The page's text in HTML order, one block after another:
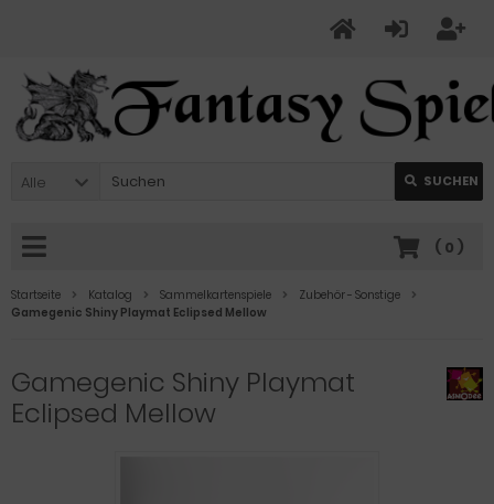
Alle SUCHEN
( 0 )
Startseite Katalog Sammelkartenspiele
Zubehör - Sonstige
Gamegenic Shiny Playmat Eclipsed Mellow
Gamegenic Shiny Playmat
Eclipsed Mellow